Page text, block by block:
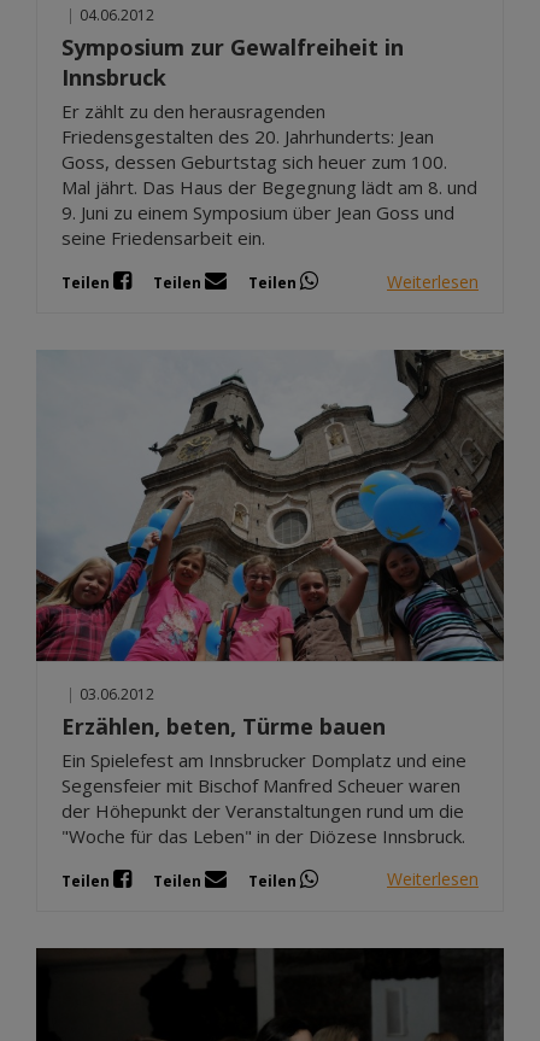
| 04.06.2012
Symposium zur Gewalfreiheit in
Innsbruck
Er zählt zu den herausragenden
Friedensgestalten des 20. Jahrhunderts: Jean
Goss, dessen Geburtstag sich heuer zum 100.
Mal jährt. Das Haus der Begegnung lädt am 8. und
9. Juni zu einem Symposium über Jean Goss und
seine Friedensarbeit ein.
Teilen Teilen Teilen Weiterlesen
| 03.06.2012
Erzählen, beten, Türme bauen
Ein Spielefest am Innsbrucker Domplatz und eine
Segensfeier mit Bischof Manfred Scheuer waren
der Höhepunkt der Veranstaltungen rund um die
"Woche für das Leben" in der Diözese Innsbruck.
Teilen Teilen Teilen Weiterlesen